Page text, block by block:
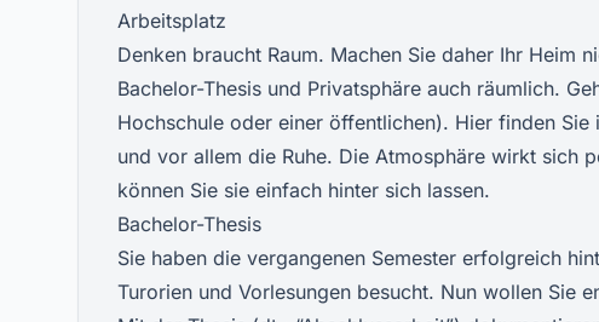
Arbeitsplatz
Denken braucht Raum. Machen Sie daher Ihr Heim
Bachelor-Thesis und Privatsphäre auch räumlich.
Hochschule oder einer öffentlichen). Hier finden
und vor allem die Ruhe. Die Atmosphäre wirkt sich
können Sie sie einfach hinter sich lassen.
Bachelor-Thesis
Sie haben die vergangenen Semester erfolgreich
Turorien und Vorlesungen besucht. Nun wollen Sie